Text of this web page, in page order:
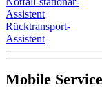
Assistent
Rücktransport-
Assistent
Mobile